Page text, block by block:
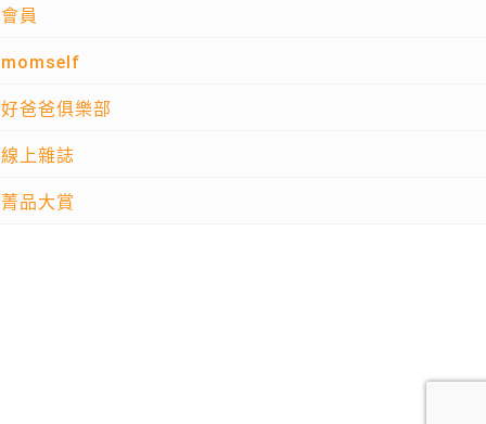
會員
momself
好爸爸俱樂部
線上雜誌
菁品大賞